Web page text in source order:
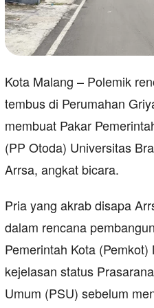
Kota Malang – Polemik
tembus di Perumahan
membuat Pakar
(PP Otoda) Universitas
Arrsa, angkat bicara.
Pria yang akrab disapa
dalam rencana
Pemerintah Kota
kejelasan status
Umum (PSU) sebelum